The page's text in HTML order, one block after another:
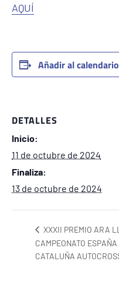
AQUÍ
Añadir al calendario
DETALLES
Inicio:
11 de octubre de 2024
Finaliza:
13 de octubre de 2024
XXXII PREMIO ARA
CAMPEONATO ESPAÑA
CATALUÑA